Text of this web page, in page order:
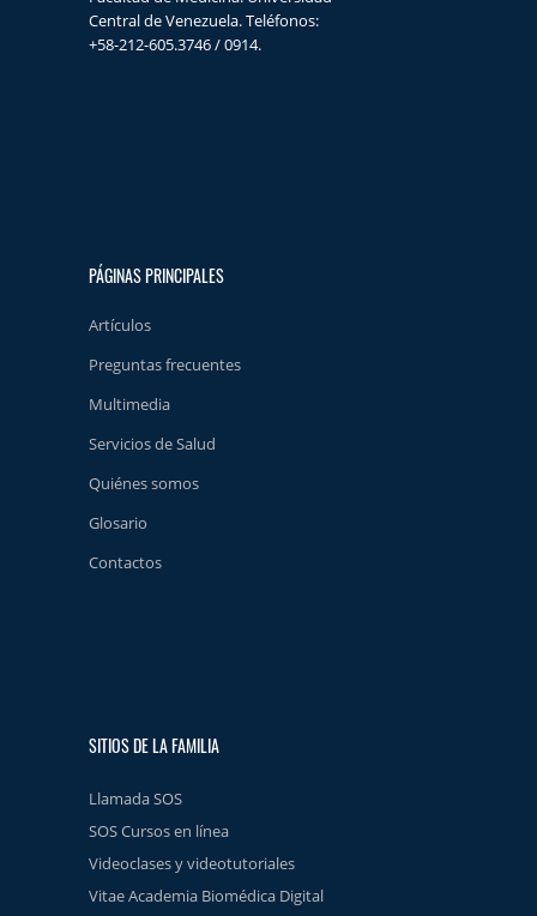
Central de Venezuela. Teléfonos:
+58-212-605.3746 / 0914.
PÁGINAS PRINCIPALES
Artículos
Preguntas frecuentes
Multimedia
Servicios de Salud
Quiénes somos
Glosario
Contactos
SITIOS DE LA FAMILIA
Llamada SOS
SOS Cursos en línea
Videoclases y videotutoriales
Vitae Academia Biomédica Digital